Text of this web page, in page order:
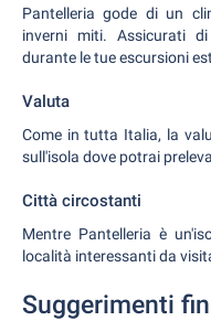
Pantelleria gode di un
inverni miti. Assicurati
durante le tue escursioni
Valuta
Come in tutta Italia, la
sull'isola dove potrai
Città circostanti
Mentre Pantelleria è
località interessanti da
Suggerimenti